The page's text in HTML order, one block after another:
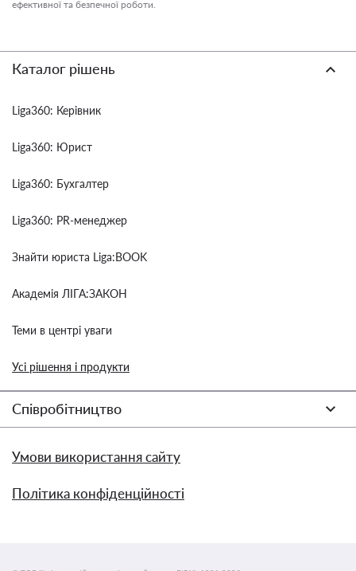
ефективної та безпечної роботи.
Каталог рішень
Liga360: Керівник
Liga360: Юрист
Liga360: Бухгалтер
Liga360: PR-менеджер
Знайти юриста Liga:BOOK
Академія ЛІГА:ЗАКОН
Теми в центрі уваги
Усі рішення і продукти
Співробітництво
Умови використання сайту
Політика конфіденційності